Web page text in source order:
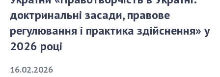
СТРУКТУРА
Президія НАН України
Апарат Президії
доктринальні засади, правове
регулювання і практика здійснення» у
2026 році
16.02.2026